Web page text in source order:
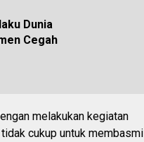
Dunia
Cegah
melakukan kegiatan
cukup untuk membasmi